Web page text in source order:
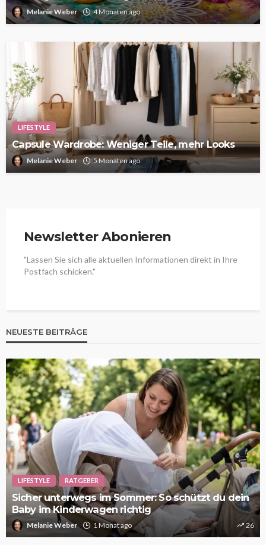
Melanie Weber 4 Monaten ago
LIFESTYLE
Capsule Wardrobe: Weniger Teile, mehr Looks
Melanie Weber 5 Monaten ago
Newsletter Abonieren
"Lassen Sie sich alle aktuellen Informationen direkt in Ihre
Postfach schicken."
NEUESTE BEITRÄGE
LIFESTYLE RATGEBER
Sicher unterwegs im Sommer: So schützt du dein
Baby im Kinderwagen richtig
Melanie Weber 1 Monat ago 26